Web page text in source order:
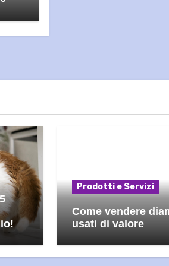
Prodotti e Servizi
Come vendere
usati di valore